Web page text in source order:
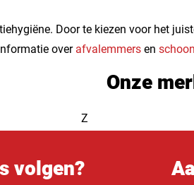
Door te kiezen voor het
over afvalemmers en
Onze
Z
volgen?